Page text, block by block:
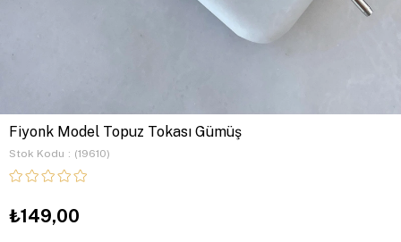
Fiyonk Model Topuz Tokası Gümüş
Stok Kodu (19610)
₺149,00